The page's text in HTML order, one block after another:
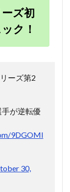
ズ初
ク！
ーズ第2
が逆転優
9DGOMl
30,